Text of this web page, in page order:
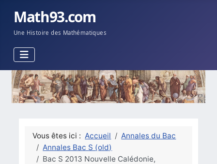
Math93.com
Une Histoire des Mathématiques
Vous êtes ici : Accueil
Annales du Bac
Annales Bac S (old)
Bac S 2013 Nouvelle Calédonie,